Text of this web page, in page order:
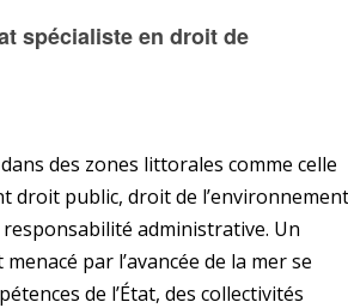
spécialiste en droit de
des zones littorales comme celle
droit public, droit de
administrative. Un
par l’avancée de la mer se
de l’État, des collectivités